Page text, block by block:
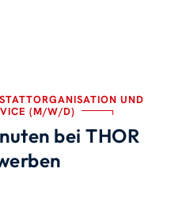
UND
(M/W/D)
bei THOR